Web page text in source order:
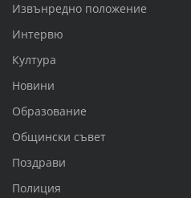
Извънредно положение
Интервю
Култура
Новини
Образование
Общински съвет
Поздрави
Полиция